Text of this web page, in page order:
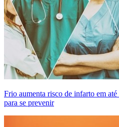
Frio aumenta risco de infarto em
para se prevenir